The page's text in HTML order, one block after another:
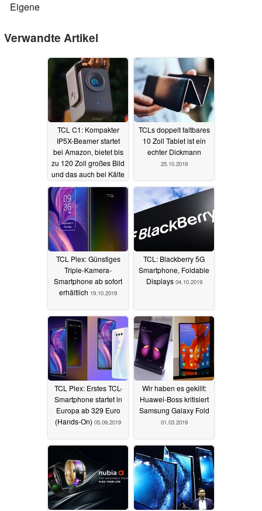
Eigene
Verwandte Artikel
TCL C1: Kompakter
IP5X-Beamer startet
bei Amazon, bietet bis
zu 120 Zoll großes Bild
und das auch bei Kälte
und Hitze24.12.2025
TCLs doppelt faltbares
10 Zoll Tablet ist ein
echter Dickmann
25.10.2019
TCL Plex: Günstiges
Triple-Kamera-
Smartphone ab sofort
erhältlich 19.10.2019
TCL: Blackberry 5G
Smartphone, Foldable
Displays 04.10.2019
TCL Plex: Erstes TCL-
Smartphone startet in
Europa ab 329 Euro
(Hands-On) 05.09.2019
Wir haben es gekillt:
Huawei-Boss kritisiert
Samsung Galaxy Fold
01.03.2019